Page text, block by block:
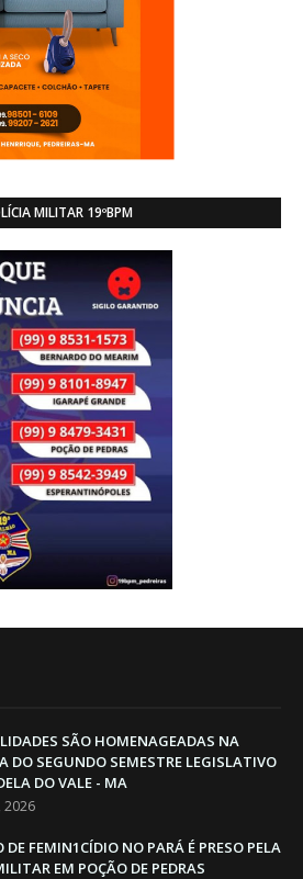
MILITAR 19ºBPM
SÃO HOMENAGEADAS NA
DO SEGUNDO SEMESTRE LEGISLATIVO
DO VALE - MA
2026
DE FEMIN1CÍDIO NO PARÁ É PRESO PELA
EM POÇÃO DE PEDRAS